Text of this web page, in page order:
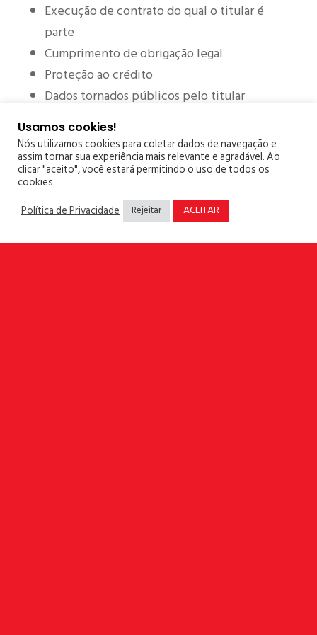
Execução de contrato do qual o titular é
parte
Cumprimento de obrigação legal
Proteção ao crédito
Dados tornados públicos pelo titular
Atender a interesses legítimos do
controlador
Execução de políticas públicas
Estudos por órgãos de pesquisa
Proteção da vida
Tutela da saúde
Exercício regular de direitos
Usamos cookies!
Nós utilizamos cookies para coletar dados de navegação e
assim tornar sua experiência mais relevante e agradável. Ao
clicar "aceito", você estará permitindo o uso de todos os
cookies.
Política de Privacidade
Rejeitar ACEITAR